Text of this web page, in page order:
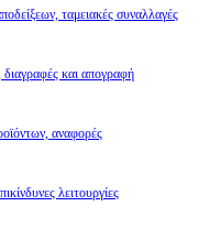
ταμειακές συναλλαγές
και απογραφή
αναφορές
λειτουργίες